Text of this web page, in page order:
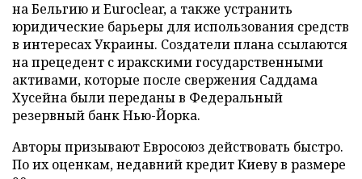
на Бельгию и Euroclear, а также устранить
юридические барьеры для использования средств
в интересах Украины. Создатели плана ссылаются
на прецедент с иракскими государственными
активами, которые после свержения Саддама
Хусейна были переданы в Федеральный
резервный банк Нью-Йорка.
Авторы призывают Евросоюз действовать быстро.
По их оценкам, недавний кредит Киеву в размере